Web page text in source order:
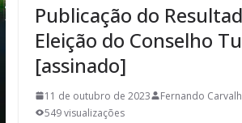
Publicação do
Eleição do Conselho
[assinado]
11 de outubro de 2023
Fernando
549 visualizações